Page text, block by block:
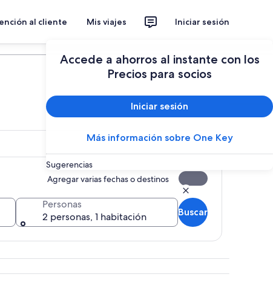
al cliente Mis viajes Iniciar sesión
Accede a ahorros al instante con los
Precios para socios
Iniciar sesión
Más información sobre One Key
Sugerencias
Agregar varias fechas o destinos
Personas
2 personas, 1 habitación
Buscar